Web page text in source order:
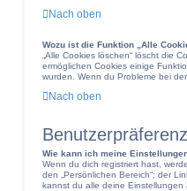
Nach oben
Wozu ist die Funktion „Alle
„Alle Cookies löschen“ löscht die
ermöglichen Cookies einige
wurden. Wenn du Probleme bei
Nach oben
Wie kann ich meine
Wenn du dich registriert hast,
den „Persönlichen Bereich“; der
kannst du alle deine Einstellungen